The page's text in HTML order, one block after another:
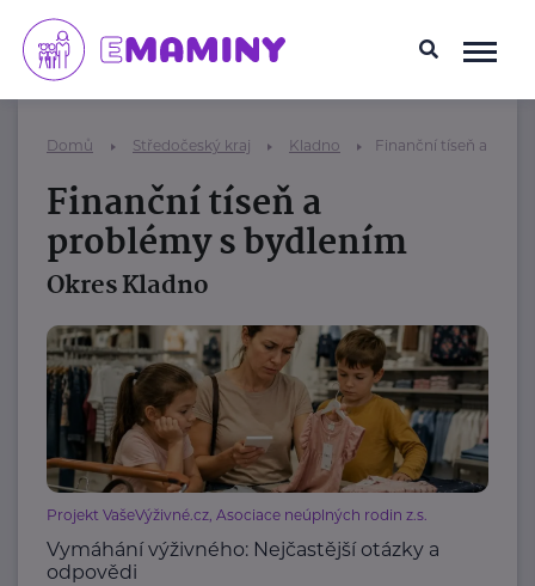
Domů Středočeský kraj Kladno Finanční tíseň a
Finanční tíseň a
problémy s bydlením
Okres Kladno
Projekt VašeVýživné.cz, Asociace neúplných rodin z.s.
Vymáhání výživného: Nejčastější otázky a
odpovědi